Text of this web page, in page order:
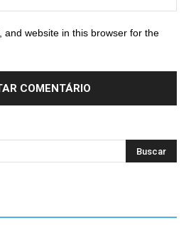
and website in this browser for the